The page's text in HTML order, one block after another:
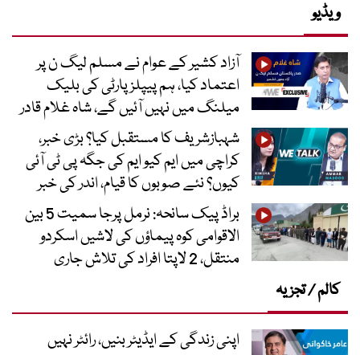
ویڈیو
آزاد کشیر کے عوام نے مسلم لیگ ن پر
اعتماد کیا، ہم پیپلز پارٹی کی بلیک
میلنگ میں نہیں آئیں گے، شاہ غلام قادر
شہبازشریف کا مستقبل کیا؟ بڑی خبر،
کراچی میں ایم کیو ایم کی جگہ پی ٹی آئی
کیوں؟ نئے صوبوں کا قیام، اندر کی خبر
براڈ پیک سانحہ: نرمل پرجا سمیت 5 بین
الاقوامی کوہ پیماؤں کی لاشیں اسکردو
منتقل، 2 لاپتا افراد کی تلاش جاری
کالم / تجزیہ
اپنی زندگی کے ایڈیٹر بنیں، رائٹر نہیں